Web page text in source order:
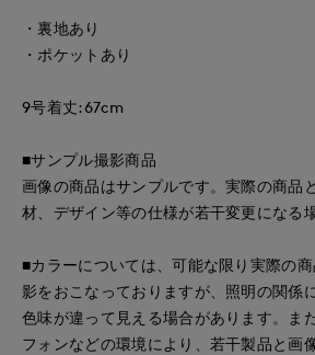
・裏地あり
・ポケットあり
9号着丈:67cm
■サンプル撮影商品
画像の商品はサンプルです。実際の商品
材、デザイン等の仕様が若干変更になる
■カラーについては、可能な限り実際の
影をおこなっておりますが、照明の関係
色味が違って見える場合があります。ま
フォンなどの環境により、若干製品と画